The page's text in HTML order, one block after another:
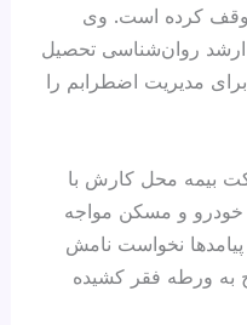
کرده است. وی
روان‌شناسی تحصیل
مدیریت اضطرابم را
بیمه محل کارش با
و مسکن مواجه
نخواست نامش
به ورطه فقر کشیده